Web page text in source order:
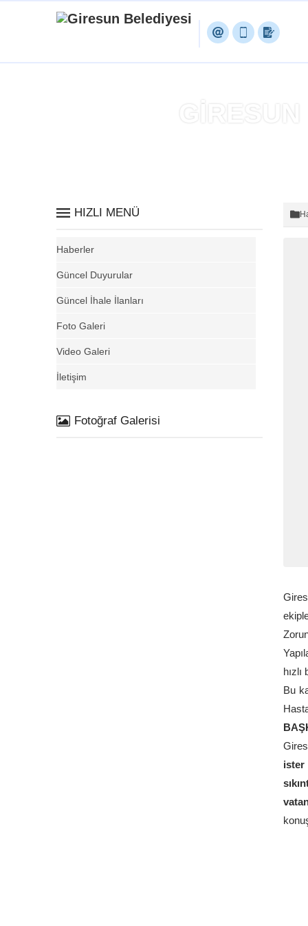
Bu
ister
HIZLI MENÜ
Haberler
Güncel Duyurular
Güncel İhale İlanları
Foto Galeri
Video Galeri
İletişim
Fotoğraf Galerisi